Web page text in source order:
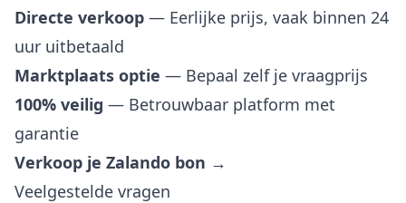
Directe verkoop — Eerlijke prijs, vaak binnen 24
uur uitbetaald
Marktplaats optie — Bepaal zelf je vraagprijs
100% veilig — Betrouwbaar platform met
garantie
Verkoop je Zalando bon →
Veelgestelde vragen